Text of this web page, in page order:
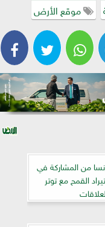
موقع الأرض
من المشاركة في
القمح مع توتر